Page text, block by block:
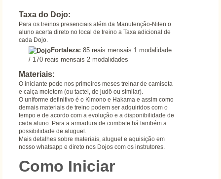
Taxa do Dojo:
Para os treinos presenciais além da Manutenção-Niten o
aluno acerta direto no local de treino a Taxa adicional de
cada Dojo.
Fortaleza: 85 reais mensais 1 modalidade
/ 170 reais mensais 2 modalidades
Materiais:
O iniciante pode nos primeiros meses treinar de camiseta
e calça moletom (ou tactel, de judô ou similar).
O uniforme definitivo é o Kimono e Hakama e assim como
demais materiais de treino podem ser adquiridos com o
tempo e de acordo com a evolução e a disponibilidade de
cada aluno. Para a armadura de combate há também a
possibilidade de aluguel.
Mais detalhes sobre materiais, aluguel e aquisição em
nosso whatsapp e direto nos Dojos com os instrutores.
Como Iniciar